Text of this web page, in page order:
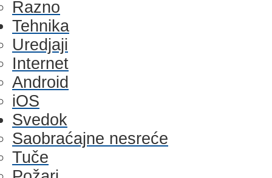
Razno
Tehnika
Uredjaji
Internet
Android
iOS
Svedok
Saobraćajne nesreće
Tuče